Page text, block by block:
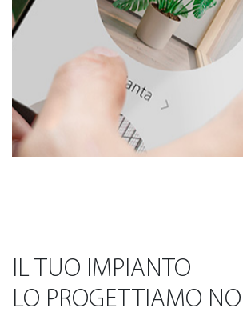
IL TUO IMPIANTO
LO PROGETTIAMO